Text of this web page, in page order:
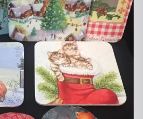
благодійна
ярмарка на
пiдтримку
маленького
хлопчика
Демида
Дубовика.
(Відео)